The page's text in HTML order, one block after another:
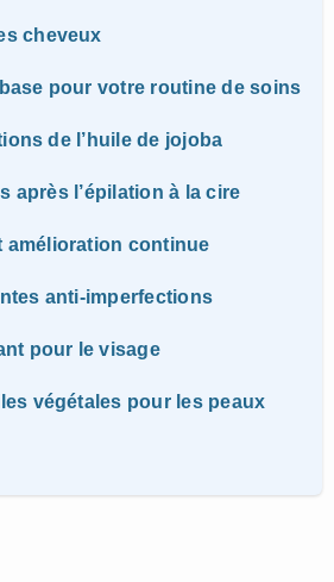
cheveux
pour votre routine de soins
de l’huile de jojoba
après l’épilation à la cire
amélioration continue
anti-imperfections
pour le visage
végétales pour les peaux